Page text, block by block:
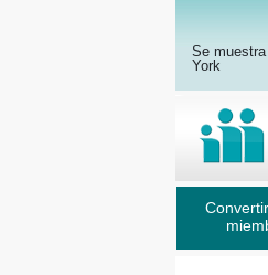
Se
York